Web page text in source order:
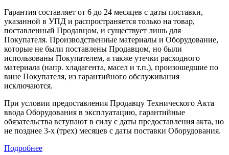
Гарантия составляет от 6 до 24 месяцев с даты поставки,
указанной в УПД и распространяется только на товар,
поставленный Продавцом, и существует лишь для
Покупателя. Производственные материалы и Оборудование,
которые не были поставлены Продавцом, но были
использованы Покупателем, а также утечки расходного
материала (напр. хладагента, масел и т.п.), произошедшие по
вине Покупателя, из гарантийного обслуживания
исключаются.
При условии предоставления Продавцу Технического Акта
ввода Оборудования в эксплуатацию, гарантийные
обязательства вступают в силу с даты предоставления акта, но
не позднее 3-х (трех) месяцев с даты поставки Оборудования.
Подробнее